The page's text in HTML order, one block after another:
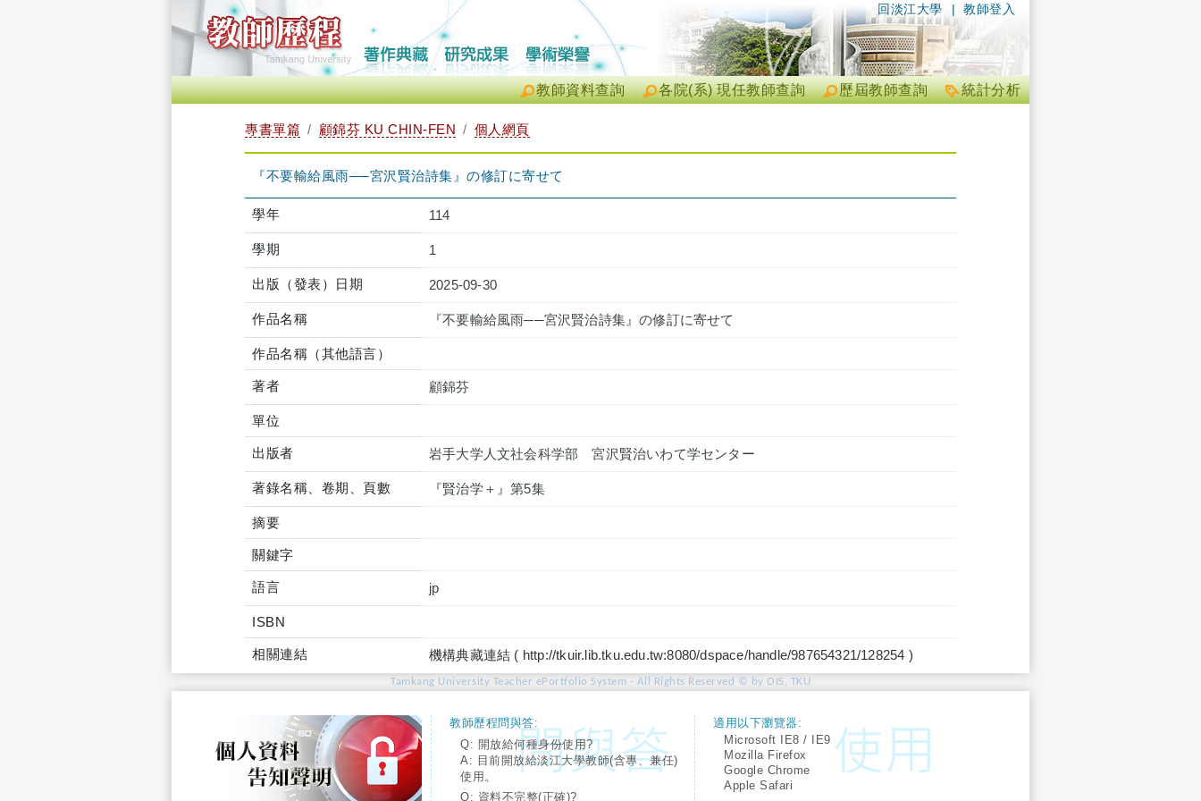
| 教師登入
回淡江大學
統計分析
歷屆教師查詢
各院(系) 現任教師查詢
教師資料查詢
專書單篇 顧錦芬 KU CHIN-FEN 個人網頁
『不要輸給風雨──宮沢賢治詩集』の修訂に寄せて
學年 114
學期 1
出版（發表）日期 2025-09-30
作品名稱 『不要輸給風雨──宮沢賢治詩集』の修訂に寄せて
作品名稱（其他語言）
著者 顧錦芬
單位
出版者 岩手大学人文社会科学部 宮沢賢治いわて学センター
著錄名稱、卷期、頁數 『賢治学＋』第5集
摘要
關鍵字
語言 jp
ISBN
相關連結 機構典藏連結 ( http://tkuir.lib.tku.edu.tw:8080/dspace/handle/987654321/128254 )
Tamkang University Teacher ePortfolio System - All Rights Reserved © by OIS, TKU
教師歷程問與答:
Q: 開放給何種身份使用?
A: 目前開放給淡江大學教師(含專、兼任)
使用。
Q: 資料不完整(正確)?
適用以下瀏覽器:
Microsoft IE8 / IE9
Mozilla Firefox
Google Chrome
Apple Safari